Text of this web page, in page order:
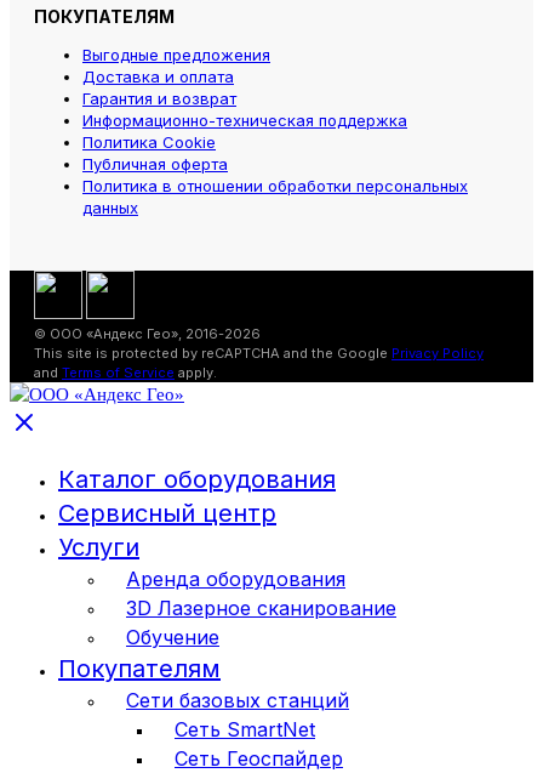
ПОКУПАТЕЛЯМ
Выгодные предложения
Доставка и оплата
Гарантия и возврат
Информационно-техническая поддержка
Политика Cookie
Публичная оферта
Политика в отношении обработки персональных
данных
© ООО «Андекс Гео», 2016-2026
This site is protected by reCAPTCHA and the Google Privacy Policy
and Terms of Service apply.
Каталог оборудования
Сервисный центр
Услуги
Аренда оборудования
3D Лазерное сканирование
Обучение
Покупателям
Сети базовых станций
Сеть SmartNet
Сеть Геоспайдер